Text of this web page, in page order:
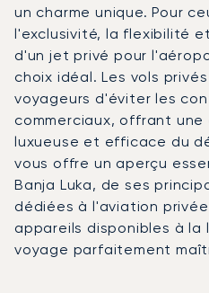
un charme unique. Pour
l'exclusivité, la flexibilité
d'un jet privé pour
choix idéal. Les vols
voyageurs d'éviter les
commerciaux, offrant
luxueuse et efficace du
vous offre un aperçu
Banja Luka, de ses
dédiées à l'aviation
appareils disponibles à la
voyage parfaitement